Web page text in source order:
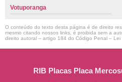
Votuporanga
O conteúdo do texto desta página é de direito
mesmo citando nossos links, é proibida sem a
direito autoral – artigo 184 do Código Penal – Lei
RIB Placas Placa